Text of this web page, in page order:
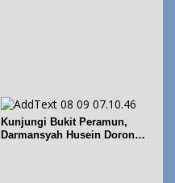
Kunjungi Bukit Peramun,
Darmansyah Husein Dorong